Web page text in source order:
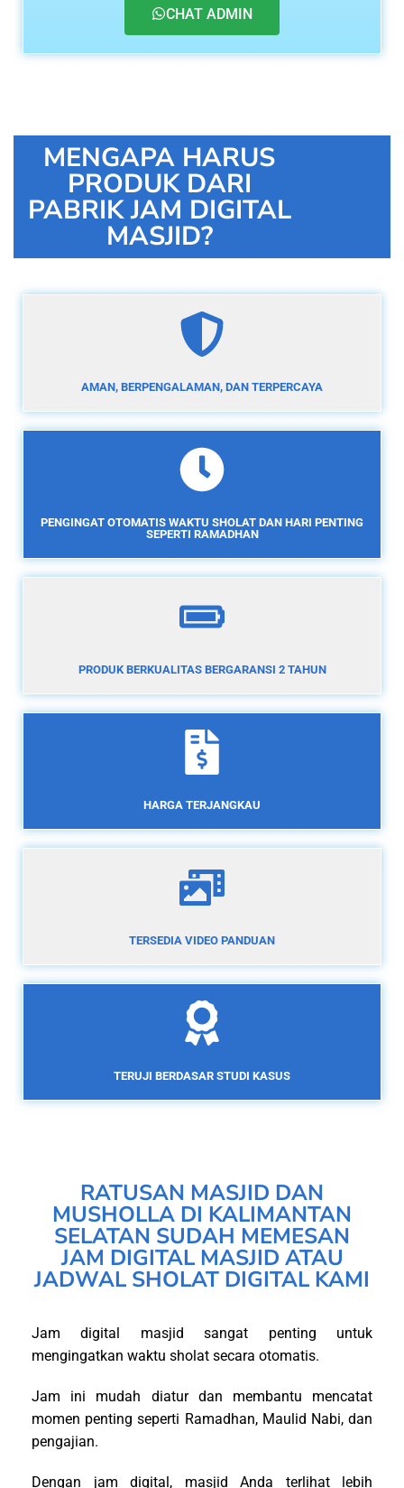
CHAT ADMIN
MENGAPA HARUS
PRODUK DARI
PABRIK JAM DIGITAL
MASJID?
AMAN, BERPENGALAMAN, DAN TERPERCAYA
PENGINGAT OTOMATIS WAKTU SHOLAT DAN HARI PENTING
SEPERTI RAMADHAN
PRODUK BERKUALITAS BERGARANSI 2 TAHUN
HARGA TERJANGKAU
TERSEDIA VIDEO PANDUAN
TERUJI BERDASAR STUDI KASUS
RATUSAN MASJID DAN
MUSHOLLA DI KALIMANTAN
SELATAN SUDAH MEMESAN
JAM DIGITAL MASJID ATAU
JADWAL SHOLAT DIGITAL KAMI
Jam digital masjid sangat penting untuk
mengingatkan waktu sholat secara otomatis.
Jam ini mudah diatur dan membantu mencatat
momen penting seperti Ramadhan, Maulid Nabi, dan
pengajian.
Dengan jam digital, masjid Anda terlihat lebih